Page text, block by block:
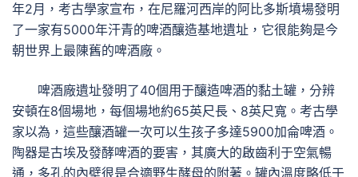
年2月，考古學家宣布，在尼羅河西岸的阿比多斯墳場發明
了一家有5000年汗青的啤酒釀造基地遺址，它很能夠是今
朝世界上最陳舊的啤酒廠。
啤酒廠遺址發明了40個用于釀造啤酒的黏土罐，分辨
安頓在8個場地，每個場地約65英尺長、8英尺寬。考古學
家以為，這些釀酒罐一次可以生孩子多達5900加侖啤酒。
陶器是古埃及發酵啤酒的要害，其廣大的啟齒利于空氣暢
通，多孔的內壁很是合適野生酵母的附著。罐內溫度略低于